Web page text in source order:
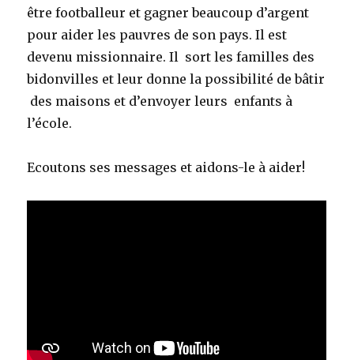
être footballeur et gagner beaucoup d’argent
pour aider les pauvres de son pays. Il est
devenu missionnaire. Il sort les familles des
bidonvilles et leur donne la possibilité de bâtir
des maisons et d’envoyer leurs enfants à
l’école.
Ecoutons ses messages et aidons-le à aider!